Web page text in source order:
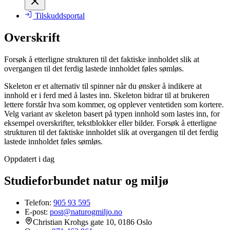
Tilskuddsportal
Overskrift
Forsøk å etterligne strukturen til det faktiske innholdet slik at
overgangen til det ferdig lastede innholdet føles sømløs.
Skeleton er et alternativ til spinner når du ønsker å indikere at
innhold er i ferd med å lastes inn. Skeleton bidrar til at brukeren
lettere forstår hva som kommer, og opplever ventetiden som kortere.
Velg variant av skeleton basert på typen innhold som lastes inn, for
eksempel overskrifter, tekstblokker eller bilder. Forsøk å etterligne
strukturen til det faktiske innholdet slik at overgangen til det ferdig
lastede innholdet føles sømløs.
Oppdatert i dag
Studieforbundet natur og miljø
Telefon: 905 93 595
E-post: post@naturogmiljo.no
Christian Krohgs gate 10, 0186 Oslo